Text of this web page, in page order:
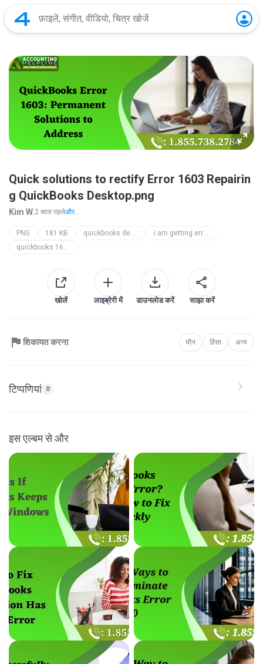
Quick solutions to rectify Error 1603 Repairin
g QuickBooks Desktop.png
Kim W.2 साल पहलेऔर...
PNG 181 KB quickbooks desktop error 1603
i am getting error 1603 in quickbooks
quickbooks 1603 fix tool
खोलें लाइब्रेरी में डाउनलोड करें साझा करें
शिकायत करना यौन हिंसा अन्य
टिप्पणियां 0
इस एल्बम से और